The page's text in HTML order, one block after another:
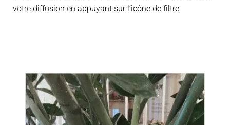
votre diffusion en appuyant sur l’icône de filtre.